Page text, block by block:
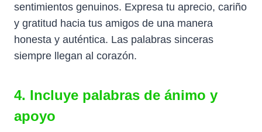
sentimientos genuinos. Expresa tu aprecio, cariño
y gratitud hacia tus amigos de una manera
honesta y auténtica. Las palabras sinceras
siempre llegan al corazón.
4. Incluye palabras de ánimo y
apoyo